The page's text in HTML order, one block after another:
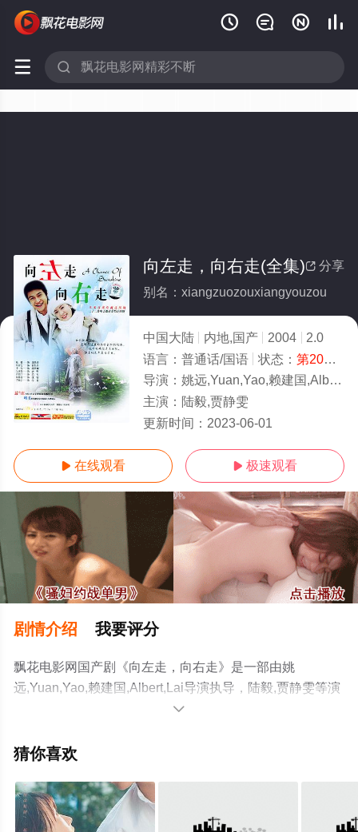
   
 
1-20全集/大结局
 分享
向左走，向右走(全集)
别名：xiangzuozouxiangyouzou
中国大陆 内地,国产 2004
2.0
语言： 普通话/国语 状态： 第20集
导演： 姚远,Yuan,Yao,赖建国,Albert,Lai
主演： 陆毅,贾静雯
更新时间： 2023-06-01
 在线观看  极速观看
剧情介绍 我要评分
飘花电影网国产剧《向左走，向右走》是一部由姚
远,Yuan,Yao,赖建国,Albert,Lai导演执导，陆毅,贾静雯等演
员精彩演绎的中国大陆电视剧，大结局剧情已揭晓（1-20
飘花影院，更多相关信息可移步至豆瓣电视剧、电视猫或

猜你喜欢